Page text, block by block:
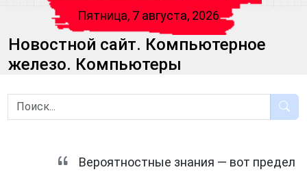
Пятница, 7 августа, 2026
Новостной сайт. Компьютерное
железо. Компьютеры
Вероятностные знания — вот предел